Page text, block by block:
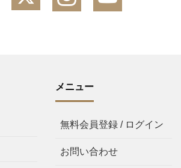
メニュー
無料会員登録 / ログイン
お問い合わせ